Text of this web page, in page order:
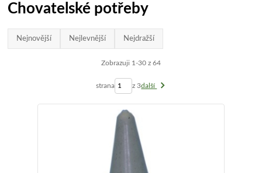
Chovatelské potřeby
Nejnovější Nejlevnější Nejdražší
Zobrazuji 1-30 z 64
strana z 3další